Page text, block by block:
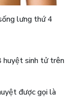
lưng thứ 4
huyệt sinh tử trên
được gọi là